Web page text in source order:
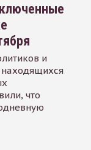
и
что